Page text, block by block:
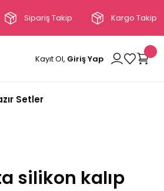
Sipariş Takip Kargo Takip
Kayıt Ol, Giriş Yap
Setler
silikon kalıp